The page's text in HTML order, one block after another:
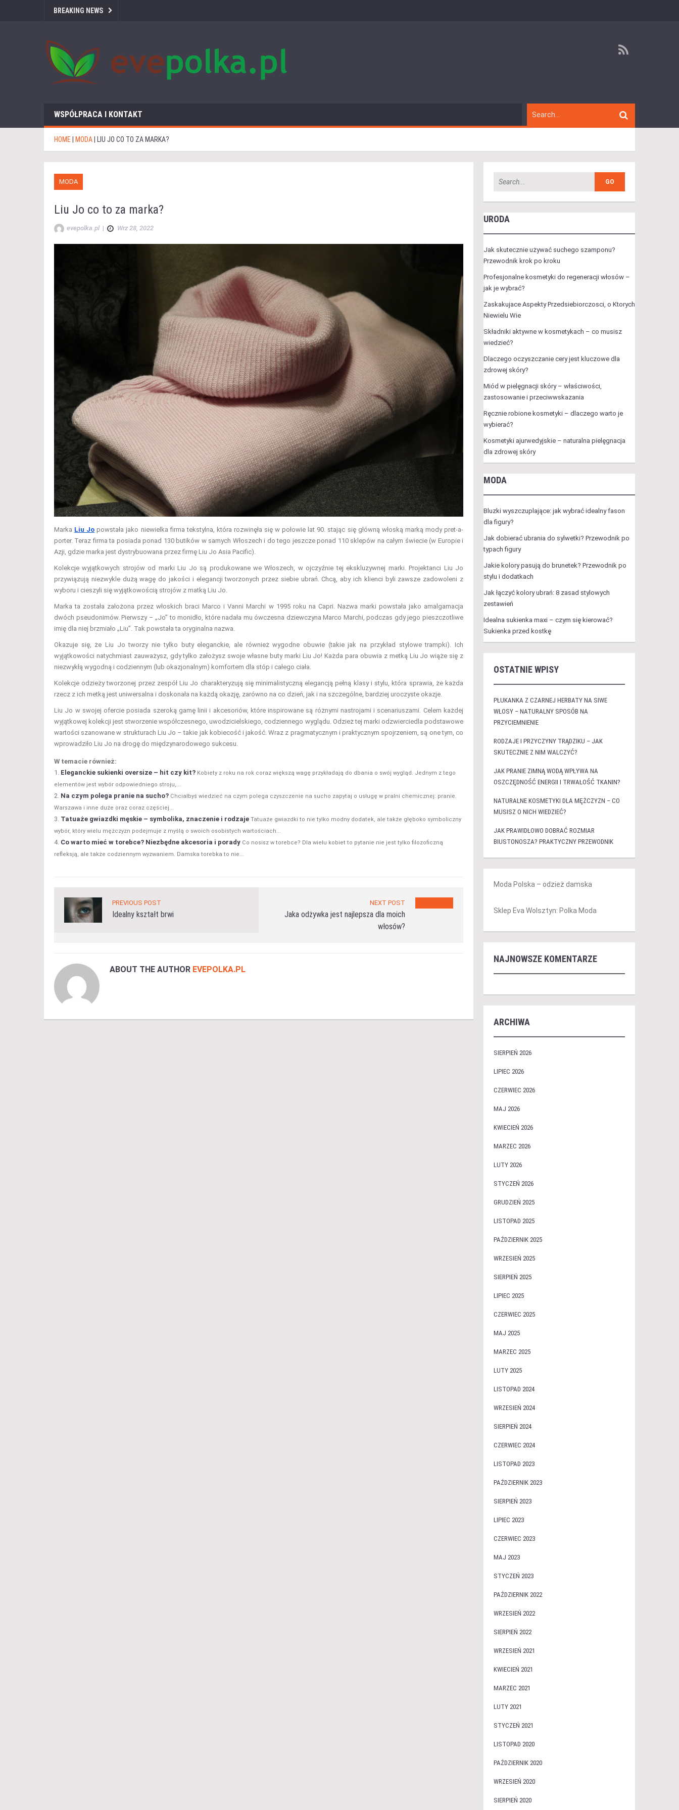
BREAKING NEWS
WSPÓŁPRACA I KONTAKT
HOME MODA LIU JO CO TO ZA MARKA?
MODA
Liu Jo co to za marka?
evepolka.pl | Wrz 28, 2022
Marka Liu Jo powstała jako niewielka firma tekstylna, która rozwinęła się w połowie lat 90. stając się główną włoską marką mody pret-a-
porter. Teraz firma ta posiada ponad 130 butików w samych Włoszech i do tego jeszcze ponad 110 sklepów na całym świecie (w Europie i
Azji, gdzie marka jest dystrybuowana przez firmę Liu Jo Asia Pacific).
Kolekcje wyjątkowych strojów od marki Liu Jo są produkowane we Włoszech, w ojczyźnie tej ekskluzywnej marki. Projektanci Liu Jo
przywiązują niezwykle dużą wagę do jakości i elegancji tworzonych przez siebie ubrań. Chcą, aby ich klienci byli zawsze zadowoleni z
wyboru i cieszyli się wyjątkowością strojów z matką Liu Jo.
Marka ta została założona przez włoskich braci Marco i Vanni Marchi w 1995 roku na Capri. Nazwa marki powstała jako amalgamacja
dwóch pseudonimów. Pierwszy – „Jo” to monidło, które nadała mu ówczesna dziewczyna Marco Marchi, podczas gdy jego pieszczotliwe
imię dla niej brzmiało „Liu”. Tak powstała ta oryginalna nazwa.
Okazuje się, że Liu Jo tworzy nie tylko buty eleganckie, ale również wygodne obuwie (takie jak na przykład stylowe trampki). Ich
wyjątkowości natychmiast zauważysz, gdy tylko założysz swoje własne buty marki Liu Jo! Każda para obuwia z metką Liu Jo wiąże się z
niezwykłą wygodną i codziennym (lub okazjonalnym) komfortem dla stóp i całego ciała.
Kolekcje odzieży tworzonej przez zespół Liu Jo charakteryzują się minimalistyczną elegancją pełną klasy i stylu, która sprawia, że każda
rzecz z ich metką jest uniwersalna i doskonała na każdą okazję, zarówno na co dzień, jak i na szczególne, bardziej uroczyste okazje.
Liu Jo w swojej ofercie posiada szeroką gamę linii i akcesoriów, które inspirowane są różnymi nastrojami i scenariuszami. Celem każdej
wyjątkowej kolekcji jest stworzenie współczesnego, uwodzicielskiego, codziennego wyglądu. Odzież tej marki odzwierciedla podstawowe
wartości szanowane w strukturach Liu Jo – takie jak kobiecość i jakość. Wraz z pragmatycznym i praktycznym spojrzeniem, są one tym, co
wprowadziło Liu Jo na drogę do międzynarodowego sukcesu.
W temacie również:
Eleganckie sukienki oversize – hit czy kit? Kobiety z roku na rok coraz większą wagę przykładają do dbania o swój wygląd. Jednym z tego
elementów jest wybór odpowiedniego stroju,...
Na czym polega pranie na sucho? Chciałbyś wiedzieć na czym polega czyszczenie na sucho zapytaj o usługę w pralni chemicznej: pranie.
Warszawa i inne duże oraz coraz częściej...
Tatuaże gwiazdki męskie – symbolika, znaczenie i rodzaje Tatuaże gwiazdki to nie tylko modny dodatek, ale także głęboko symboliczny
wybór, który wielu mężczyzn podejmuje z myślą o swoich osobistych wartościach...
Co warto mieć w torebce? Niezbędne akcesoria i porady Co nosisz w torebce? Dla wielu kobiet to pytanie nie jest tylko filozoficzną
refleksją, ale także codziennym wyzwaniem. Damska torebka to nie...
PREVIOUS POST
Idealny kształt brwi
NEXT POST
Jaka odżywka jest najlepsza dla moich
włosów?
ABOUT THE AUTHOR EVEPOLKA.PL
URODA
Jak skutecznie używać suchego szamponu?
Przewodnik krok po kroku
Profesjonalne kosmetyki do regeneracji włosów –
jak je wybrać?
Zaskakujace Aspekty Przedsiebiorczosci, o Ktorych
Niewielu Wie
Składniki aktywne w kosmetykach – co musisz
wiedzieć?
Dlaczego oczyszczanie cery jest kluczowe dla
zdrowej skóry?
Miód w pielęgnacji skóry – właściwości,
zastosowanie i przeciwwskazania
Ręcznie robione kosmetyki – dlaczego warto je
wybierać?
Kosmetyki ajurwedyjskie – naturalna pielęgnacja
dla zdrowej skóry
MODA
Bluzki wyszczuplające: jak wybrać idealny fason
dla figury?
Jak dobierać ubrania do sylwetki? Przewodnik po
typach figury
Jakie kolory pasują do brunetek? Przewodnik po
stylu i dodatkach
Jak łączyć kolory ubrań: 8 zasad stylowych
zestawień
Idealna sukienka maxi – czym się kierować?
Sukienka przed kostkę
OSTATNIE WPISY
PŁUKANKA Z CZARNEJ HERBATY NA SIWE
WŁOSY – NATURALNY SPOSÓB NA
PRZYCIEMNIENIE
RODZAJE I PRZYCZYNY TRĄDZIKU – JAK
SKUTECZNIE Z NIM WALCZYĆ?
JAK PRANIE ZIMNĄ WODĄ WPŁYWA NA
OSZCZĘDNOŚĆ ENERGII I TRWAŁOŚĆ TKANIN?
NATURALNE KOSMETYKI DLA MĘŻCZYZN – CO
MUSISZ O NICH WIEDZIEĆ?
JAK PRAWIDŁOWO DOBRAĆ ROZMIAR
BIUSTONOSZA? PRAKTYCZNY PRZEWODNIK
Moda Polska – odzież damska
Sklep Eva Wolsztyn: Polka Moda
NAJNOWSZE KOMENTARZE
ARCHIWA
SIERPIEŃ 2026
LIPIEC 2026
CZERWIEC 2026
MAJ 2026
KWIECIEŃ 2026
MARZEC 2026
LUTY 2026
STYCZEŃ 2026
GRUDZIEŃ 2025
LISTOPAD 2025
PAŹDZIERNIK 2025
WRZESIEŃ 2025
SIERPIEŃ 2025
LIPIEC 2025
CZERWIEC 2025
MAJ 2025
MARZEC 2025
LUTY 2025
LISTOPAD 2024
WRZESIEŃ 2024
SIERPIEŃ 2024
CZERWIEC 2024
LISTOPAD 2023
PAŹDZIERNIK 2023
SIERPIEŃ 2023
LIPIEC 2023
CZERWIEC 2023
MAJ 2023
STYCZEŃ 2023
PAŹDZIERNIK 2022
WRZESIEŃ 2022
SIERPIEŃ 2022
WRZESIEŃ 2021
KWIECIEŃ 2021
MARZEC 2021
LUTY 2021
STYCZEŃ 2021
LISTOPAD 2020
PAŹDZIERNIK 2020
WRZESIEŃ 2020
SIERPIEŃ 2020